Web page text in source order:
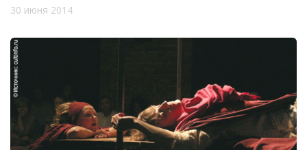
30 июня 2014